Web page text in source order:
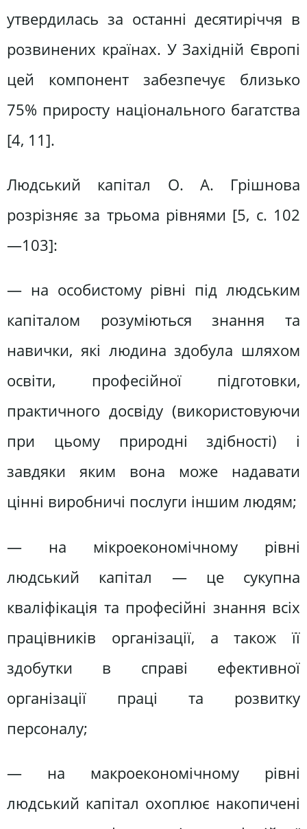
утвердилась за останні десятиріччя в
розвинених країнах. У Західній Європі
цей компонент забезпечує близько
75% приросту національного багатства
[4, 11].
Людський капітал О. А. Грішнова
розрізняє за трьома рівнями [5, c. 102
—103]:
— на особистому рівні під людським
капіталом розуміються знання та
навички, які людина здобула шляхом
освіти, професійної підготовки,
практичного досвіду (використовуючи
при цьому природні здібності) і
завдяки яким вона може надавати
цінні виробничі послуги іншим людям;
— на мікроекономічному рівні
людський капітал — це сукупна
кваліфікація та професійні знання всіх
працівників організації, а також її
здобутки в справі ефективної
організації праці та розвитку
персоналу;
— на макроекономічному рівні
людський капітал охоплює накопичені